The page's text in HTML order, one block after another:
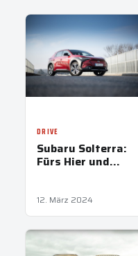
DRIVE
Subaru Solterra:
Fürs Hier und
12. März 2024